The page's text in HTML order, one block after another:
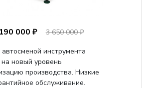
000 ₽
3 650 000 ₽
инструмента
новый уровень
производства. Низкие
обслуживание.